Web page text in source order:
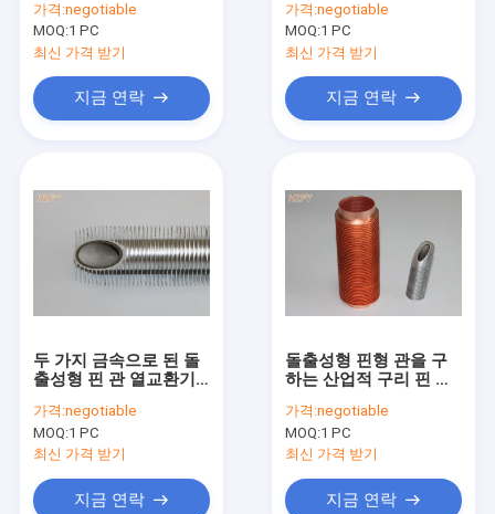
가격:negotiable
MOQ:1 PC
최신 가격 받기
지금 연락
밀어냈습니다
가격:negotiable
MOQ:1 PC
최신 가격 받기
지금 연락
두 가지 금속으로 된 돌
출성형 핀 관 열교환기 /
가격:negotiable
MOQ:1 PC
최신 가격 받기
지금 연락
돌출성형 핀형 관을 구
하는 산업적 구리 핀 관
가격:negotiable
MOQ:1 PC
최신 가격 받기
지금 연락